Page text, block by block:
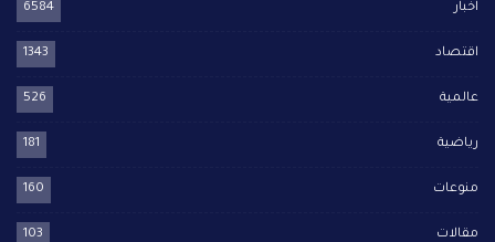
اخبار 6584
اقتصاد 1343
عالمية 526
رياضية 181
منوعات 160
مقالات 103